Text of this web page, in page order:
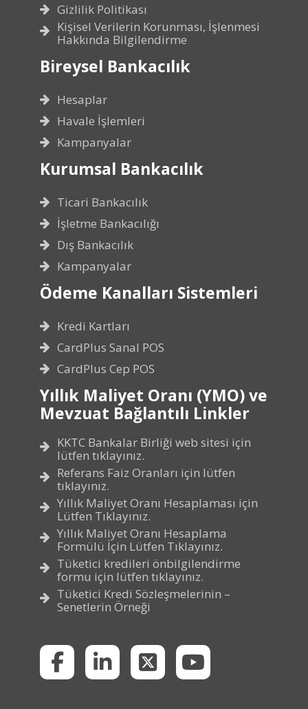
Gizlilik Politikası
Kişisel Verilerin Korunması, İşlenmesi
Hakkında Bilgilendirme
Bireysel Bankacılık
Hesaplar
Havale İşlemleri
Kampanyalar
Kurumsal Bankacılık
Ticari Bankacılık
İşletme Bankacılığı
Dış Bankacılık
Kampanyalar
Ödeme Kanalları Sistemleri
Kredi Kartları
CardPlus Sanal POS
CardPlus Cep POS
Yıllık Maliyet Oranı (YMO) ve
Mevzuat Bağlantılı Linkler
KKTC Bankalar Birliği web sitesi için
lütfen tıklayınız.
Referans Faiz Oranları için lütfen
tıklayınız.
Yıllık Maliyet Oranı Hesaplaması için
Lütfen Tıklayınız.
Yıllık Maliyet Oranı Hesaplama
Formülü İçin Lütfen Tıklayınız.
Tüketici kredileri önbilgilendirme
formu için lütfen tıklayınız.
Tüketici Kredi Sözleşmelerinin –
Senetlerin Örneği